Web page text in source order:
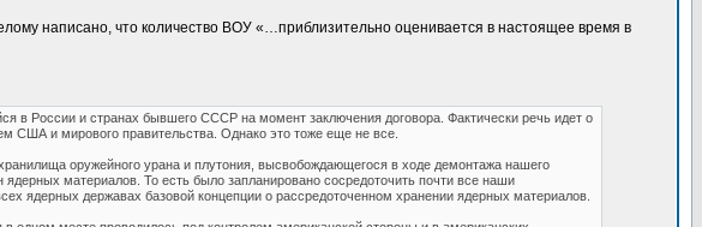
написано, что количество ВОУ «…приблизительно оценивается в настоящее время в
в России и странах бывшего СССР на момент заключения договора. Фактически речь идет о
США и мирового правительства. Однако это тоже еще не все.
оружейного урана и плутония, высвобождающегося в ходе демонтажа нашего
материалов. То есть было запланировано сосредоточить почти все наши
ядерных державах базовой концепции о рассредоточенном хранении ядерных материалов.